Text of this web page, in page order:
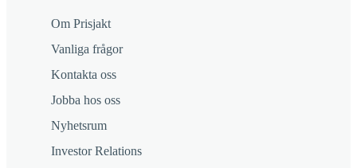
Om Prisjakt
Vanliga frågor
Kontakta oss
Jobba hos oss
Nyhetsrum
Investor Relations